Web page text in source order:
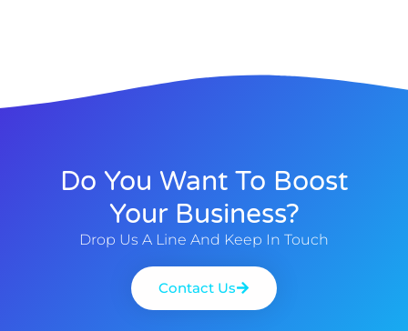
Do You Want To Boost
Your Business?
Drop Us A Line And Keep In Touch
Contact Us